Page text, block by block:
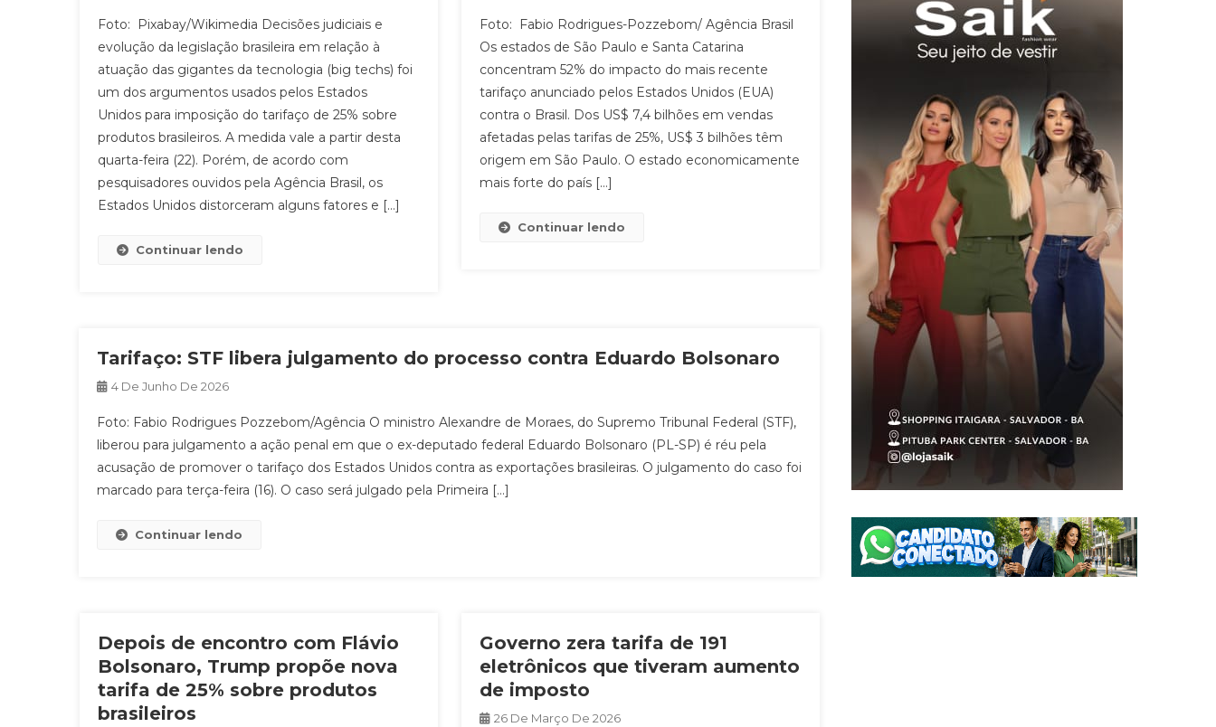
Foto: Pixabay/Wikimedia Decisões judiciais e
evolução da legislação brasileira em relação à
atuação das gigantes da tecnologia (big techs) foi
um dos argumentos usados pelos Estados
Unidos para imposição do tarifaço de 25% sobre
produtos brasileiros. A medida vale a partir desta
quarta-feira (22). Porém, de acordo com
pesquisadores ouvidos pela Agência Brasil, os
Estados Unidos distorceram alguns fatores e […]
Continuar lendo
Foto: Fabio Rodrigues-Pozzebom/ Agência Brasil
Os estados de São Paulo e Santa Catarina
concentram 52% do impacto do mais recente
tarifaço anunciado pelos Estados Unidos (EUA)
contra o Brasil. Dos US$ 7,4 bilhões em vendas
afetadas pelas tarifas de 25%, US$ 3 bilhões têm
origem em São Paulo. O estado economicamente
mais forte do país […]
Continuar lendo
Tarifaço: STF libera julgamento do processo contra Eduardo Bolsonaro
4 De Junho De 2026
Foto: Fabio Rodrigues Pozzebom/Agência O ministro Alexandre de Moraes, do Supremo Tribunal Federal (STF),
liberou para julgamento a ação penal em que o ex-deputado federal Eduardo Bolsonaro (PL-SP) é réu pela
acusação de promover o tarifaço dos Estados Unidos contra as exportações brasileiras. O julgamento do caso foi
marcado para terça-feira (16). O caso será julgado pela Primeira […]
Continuar lendo
Depois de encontro com Flávio
Bolsonaro, Trump propõe nova
tarifa de 25% sobre produtos
brasileiros
Governo zera tarifa de 191
eletrônicos que tiveram aumento
de imposto
26 De Março De 2026